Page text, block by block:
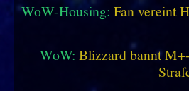
WoW-Housing: Fan vereint
WoW: Blizzard bannt